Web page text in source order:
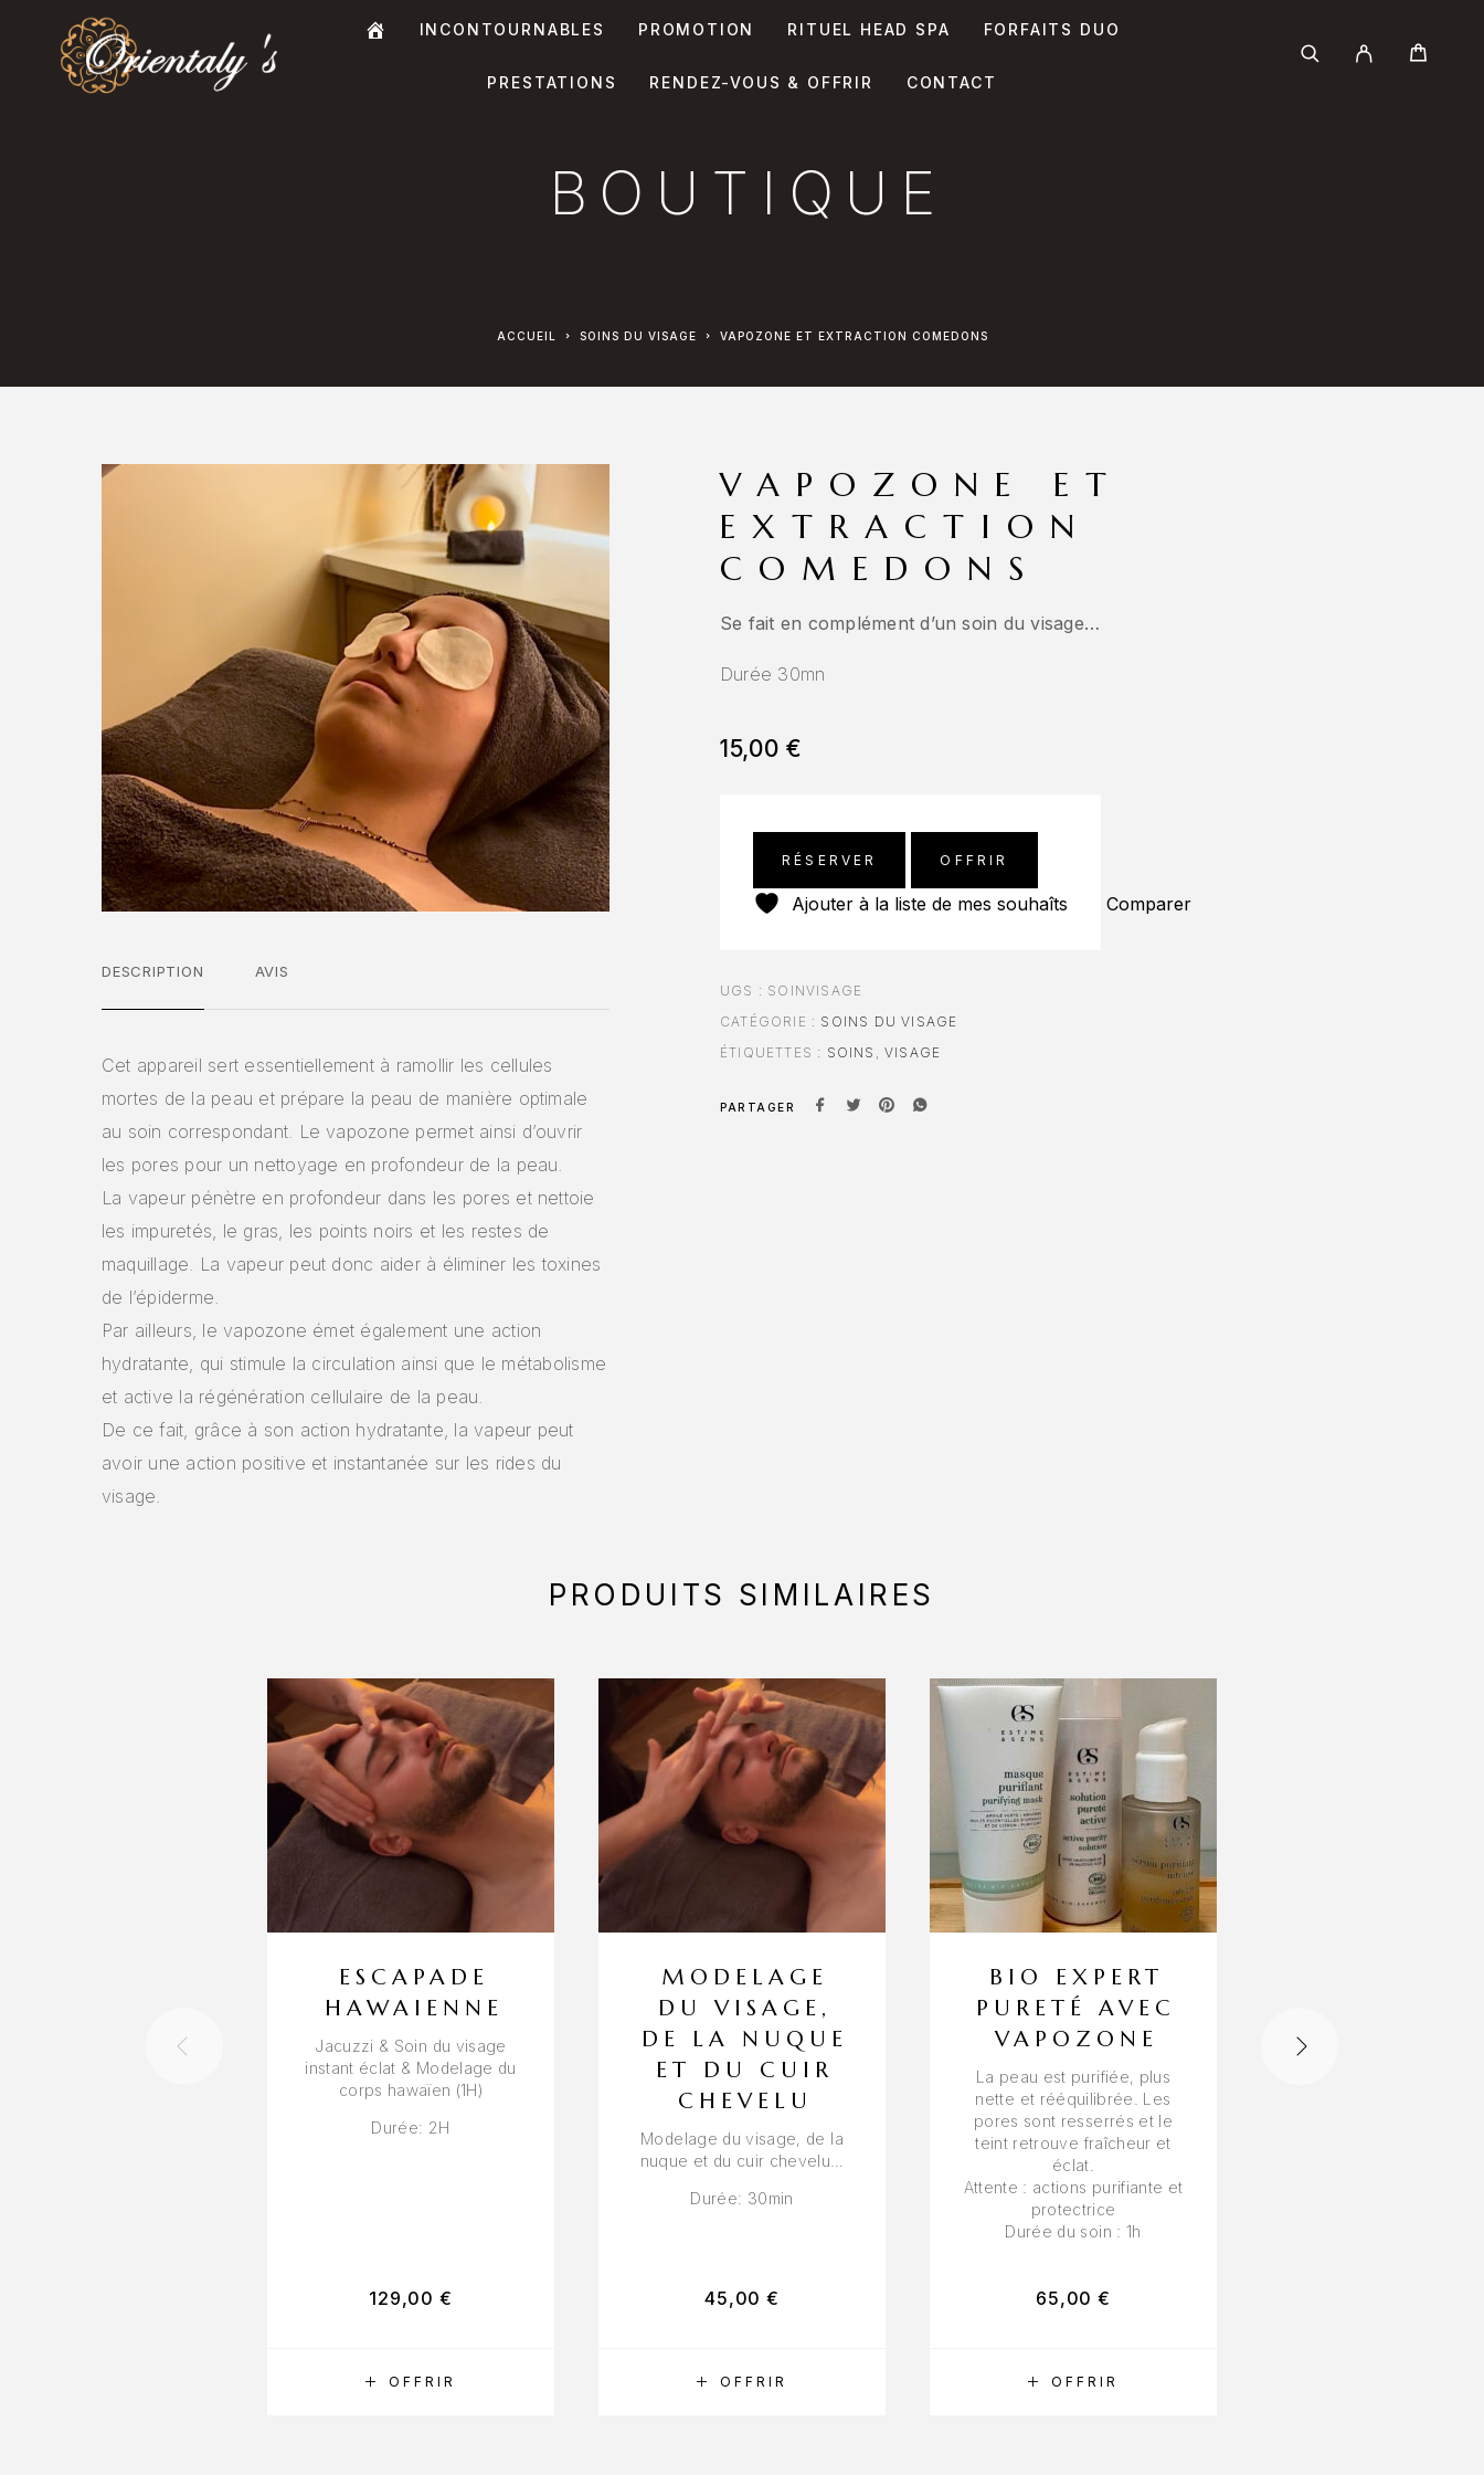
A
INCONTOURNABLES PROMOTION RITUEL HEAD SPA FORFAITS DUO
PRESTATIONS RENDEZ-VOUS & OFFRIR CONTACT
BOUTIQUE
ACCUEIL SOINS DU VISAGE VAPOZONE ET EXTRACTION COMEDONS
DESCRIPTION AVIS
Cet appareil sert essentiellement à ramollir les cellules
mortes de la peau et prépare la peau de manière optimale
au soin correspondant. Le vapozone permet ainsi d’ouvrir
les pores pour un nettoyage en profondeur de la peau.
La vapeur pénètre en profondeur dans les pores et nettoie
les impuretés, le gras, les points noirs et les restes de
maquillage. La vapeur peut donc aider à éliminer les toxines
de l’épiderme.
Par ailleurs, le vapozone émet également une action
hydratante, qui stimule la circulation ainsi que le métabolisme
et active la régénération cellulaire de la peau.
De ce fait, grâce à son action hydratante, la vapeur peut
avoir une action positive et instantanée sur les rides du
visage.
VAPOZONE ET
EXTRACTION
COMEDONS
Se fait en complément d’un soin du visage…
Durée 30mn
15,00 €
RÉSERVER OFFRIR
Ajouter à la liste de mes souhaîts Comparer
UGS : SOINVISAGE
CATÉGORIE : SOINS DU VISAGE
ÉTIQUETTES : SOINS ,VISAGE
PARTAGER
PRODUITS SIMILAIRES
RÉSERVER
OFFRIR
ESCAPADE
HAWAIENNE
Jacuzzi & Soin du visage
instant éclat & Modelage du
corps hawaïen (1H)
Durée: 2H
129,00 €
RÉSERVER
OFFRIR
MODELAGE
DU VISAGE,
DE LA NUQUE
ET DU CUIR
CHEVELU
Modelage du visage, de la
nuque et du cuir chevelu…
Durée: 30min
45,00 €
RÉSERVER
OFFRIR
BIO EXPERT
PURETÉ AVEC
VAPOZONE
La peau est purifiée, plus
nette et rééquilibrée. Les
pores sont resserrés et le
teint retrouve fraîcheur et
éclat.
Attente : actions purifiante et
protectrice
Durée du soin : 1h
65,00 €